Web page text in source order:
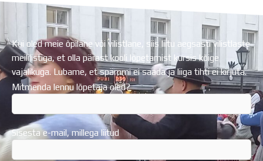
Kui oled meie õpilane või vilistlane, siis liitu aegsasti vilistlaste
meililistiga, et olla pärast kooli lõpetamist kursis kõige
vajalikuga. Lubame, et spämmi ei saada ja liiga tihti ei kirjuta.
Mitmenda lennu lõpetaja oled?
Sisesta e-mail, millega liitud